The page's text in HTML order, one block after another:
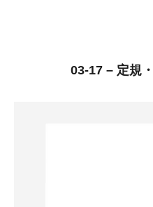
03-17 – 定規